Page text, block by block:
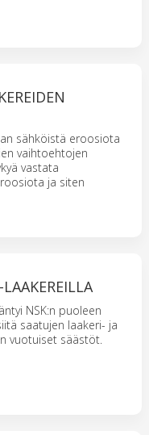
sähköistä eroosiota
vaihtoehtojen
vastata
ja siten
NSK:n puoleen
saatujen laakeri- ja
vuotuiset säästöt.